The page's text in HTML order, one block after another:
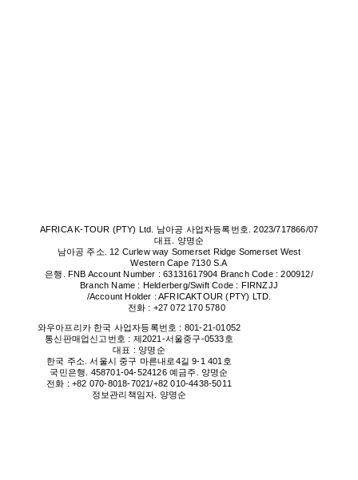
AFRICA K-TOUR (PTY) Ltd. 남아공 사업자등록번호. 2023/717866/07
대표. 양명순
남아공 주소. 12 Curlew way Somerset Ridge Somerset West
Western Cape 7130 S.A
은행. FNB Account Number : 63131617904 Branch Code : 200912/
Branch Name : Helderberg/Swift Code : FIRNZJJ
/Account Holder : AFRICAKTOUR (PTY) LTD.
전화 : +27 072 170 5780
와우아프리카 한국 사업자등록번호 : 801-21-01052
통신판매업신고번호 : 제2021-서울중구-0533호
대표 : 양명순
한국 주소. 서울시 중구 마른내로4길 9-1 401호
국민은행. 458701-04-524126 예금주. 양명순
전화 : +82 070-8018-7021/+82 010-4438-5011
정보관리책임자. 양명순